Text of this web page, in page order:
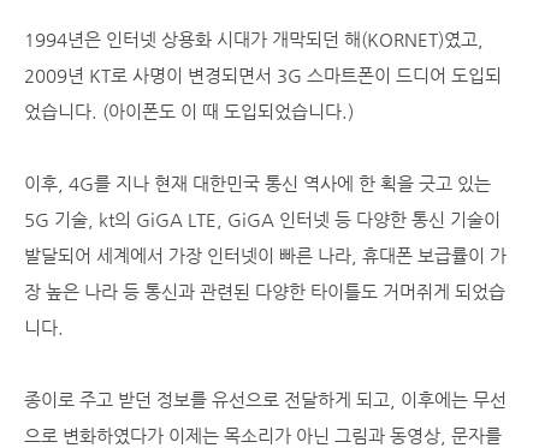
1994년은 인터넷 상용화 시대가 개막되던 해(KORNET)였고,
2009년 KT로 사명이 변경되면서 3G 스마트폰이 드디어 도입되
었습니다. (아이폰도 이 때 도입되었습니다.)
이후, 4G를 지나 현재 대한민국 통신 역사에 한 획을 긋고 있는
5G 기술, kt의 GiGA LTE, GiGA 인터넷 등 다양한 통신 기술이
발달되어 세계에서 가장 인터넷이 빠른 나라, 휴대폰 보급률이 가
장 높은 나라 등 통신과 관련된 다양한 타이틀도 거머쥐게 되었습
니다.
종이로 주고 받던 정보를 유선으로 전달하게 되고, 이후에는 무선
으로 변화하였다가 이제는 목소리가 아닌 그림과 동영상, 문자를